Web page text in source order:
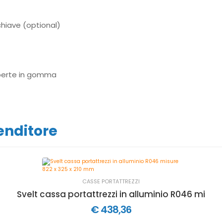
(optional)
in gomma
1022 x 525 x 520 mm
CASSE PORTATTREZZI
Svelt cassa portattrezzi in alluminio R046
€ 438,36